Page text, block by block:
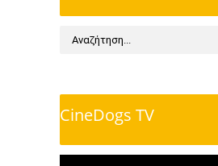
CineDogs TV